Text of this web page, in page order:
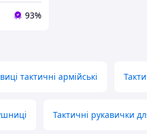
93%
тактичні армійські
Тактичні рукавички